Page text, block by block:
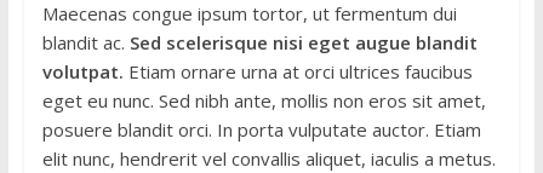
Maecenas congue ipsum tortor, ut fermentum dui
blandit ac. Sed scelerisque nisi eget augue blandit
volutpat. Etiam ornare urna at orci ultrices faucibus
eget eu nunc. Sed nibh ante, mollis non eros sit amet,
posuere blandit orci. In porta vulputate auctor. Etiam
elit nunc, hendrerit vel convallis aliquet, iaculis a metus.